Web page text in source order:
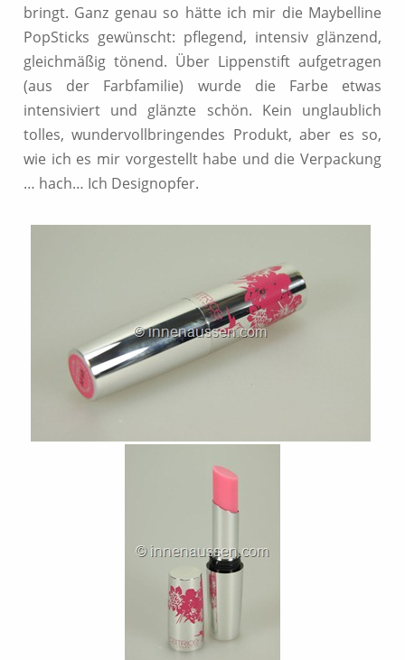
bringt. Ganz genau so hätte ich mir die Maybelline
PopSticks gewünscht: pflegend, intensiv glänzend,
gleichmäßig tönend. Über Lippenstift aufgetragen
(aus der Farbfamilie) wurde die Farbe etwas
intensiviert und glänzte schön. Kein unglaublich
tolles, wundervollbringendes Produkt, aber es so,
wie ich es mir vorgestellt habe und die Verpackung
… hach… Ich Designopfer.